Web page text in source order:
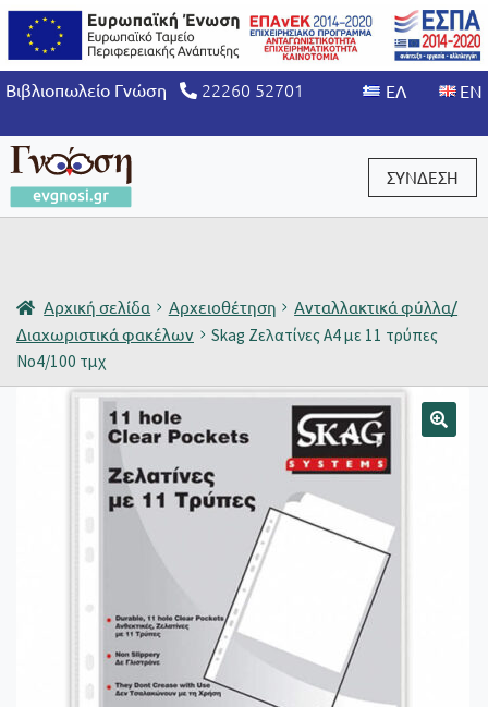
Βιβλιοπωλείο Γνώση 22260 52701
ΣΥΝΔΕΣΗ
Αρχική σελίδα Αρχειοθέτηση
Ανταλλακτικά φύλλα/
Διαχωριστικά φακέλων
Skag Ζελατίνες Α4 με 11 τρύπες
Νο4/100 τμχ